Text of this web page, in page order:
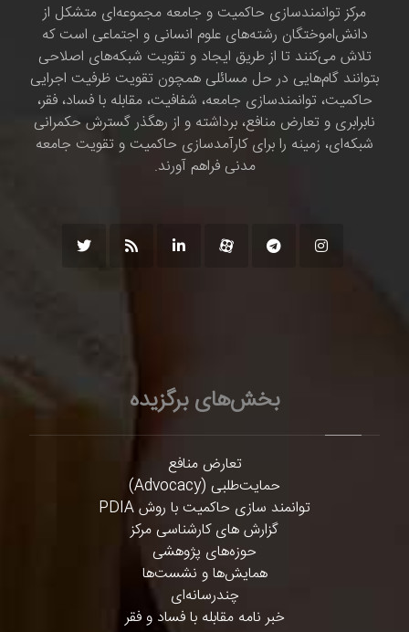
مرکز توانمندسازی حاکمیت و جامعه مجموعه‌ای متشکل از
دانش‌اموختگان رشته‌های علوم انسانی و اجتماعی است که
تلاش می‌کنند تا از طریق ایجاد و تقویت شبکه‌های اصلاحی
بتوانند گام‌هایی در حل مسائلی همچون تقویت ظرفیت اجرایی
حاکمیت، توانمندسازی جامعه، شفافیت، مقابله با فساد، فقر،
نابرابری و تعارض منافع، برداشته و از رهگذر گسترش حکمرانی
شبکه‌ای، زمینه را برای کارآمدسازی حاکمیت و تقویت جامعه
مدنی فراهم آورند.
بخش‌های برگزیده
تعارض منافع
حمایت‌طلبی (Advocacy)
توانمند سازی حاکمیت با روش PDIA
گزارش های کارشناسی مرکز
حوزه‌های پژوهشی
همایش‌ها و نشست‌ها
چندرسانه‌ای
خبر نامه مقابله با فساد و فقر